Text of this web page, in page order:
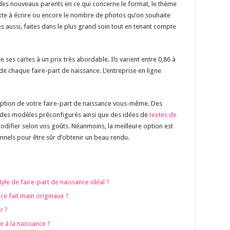
nouveaux parents en ce qui concerne le format, le thème
à écrire ou encore le nombre de photos qu’on souhaite
aussi, faites dans le plus grand soin tout en tenant compte
ses cartes à un prix très abordable. Ils varient entre 0,86 à
chaque faire-part de naissance. L’entreprise en ligne
de votre faire-part de naissance vous-même. Des
modèles préconfigurés ainsi que des idées de textes de
selon vos goûts. Néanmoins, la meilleure option est
pour être sûr d’obtenir un beau rendu.
de faire-part de naissance idéal ?
fait main originaux ?
?
à la naissance ?